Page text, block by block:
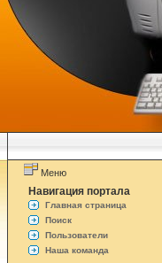
Меню
Навигация портала
Главная страница
Поиск
Пользователи
Наша команда